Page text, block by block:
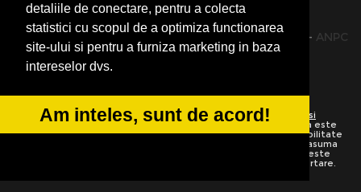
detaliile de conectare, pentru a colecta
statistici cu scopul de a optimiza functionarea
site-ului si pentru a furniza marketing in baza
intereselor dvs.
Am inteles, sunt de acord!
HVP - Hoteluri Vile Pensiuni
© 2014-2026 Powered byVilonMedia&TekaBility - ANPC
SOL
Utilizand acest site inseamna ca sunteti de acord cu Termenii si
conditiile de utilizare Preluarea informatiilor totala sau partiala este
strict interzisa. Ne rezervam dreptul de a apela la institutiile abilitate
nu isi asuma
vina pentru corectitudinea informatiilor. Daca o informatie nu este
corecta sau este incompleta va rugam folositi linkurile de raportare.